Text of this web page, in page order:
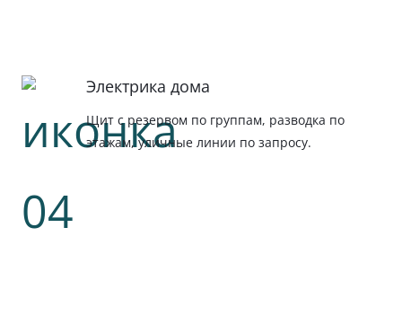
Электрика дома
Щит с резервом по группам, разводка по
этажам, уличные линии по запросу.